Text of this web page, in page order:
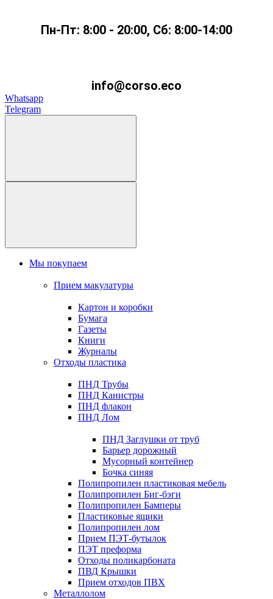
Пн-Пт: 8:00 - 20:00, Сб: 8:00-14:00
info@corso.eco
Whatsapp
Telegram
Мы покупаем
Прием макулатуры
Картон и коробки
Бумага
Газеты
Книги
Журналы
Отходы пластика
ПНД Трубы
ПНД Канистры
ПНД флакон
ПНД Лом
ПНД Заглушки от труб
Барьер дорожный
Мусорный контейнер
Бочка синяя
Полипропилен пластиковая мебель
Полипропилен Биг-бэги
Полипропилен Бамперы
Пластиковые ящики
Полипропилен лом
Прием ПЭТ-бутылок
ПЭТ преформа
Отходы поликарбоната
ПВД Крышки
Прием отходов ПВХ
Металлолом